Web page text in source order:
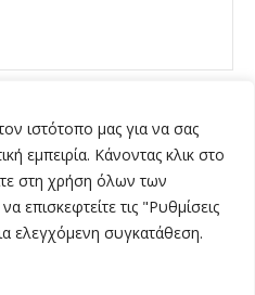
ιστότοπο μας για να σας
εμπειρία. Κάνοντας κλικ στο
στη χρήση όλων των
επισκεφτείτε τις "Ρυθμίσεις
ελεγχόμενη συγκατάθεση.